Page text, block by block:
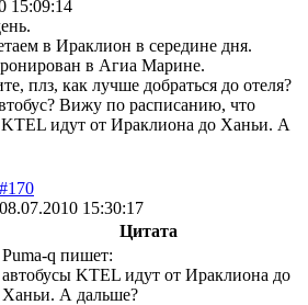
15:09:14
в Ираклион в середине дня.
в Агиа Марине.
плз, как лучше добраться до отеля?
Вижу по расписанию, что
KTEL идут от Ираклиона до Ханьи. А
#170
08.07.2010 15:30:17
Цитата
Puma-q пишет:
автобусы KTEL идут от Ираклиона до
Ханьи. А дальше?